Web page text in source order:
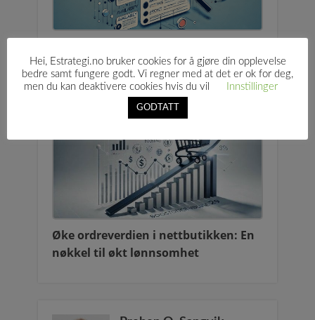
nettbutikker for å tiltrekke flere
kunder og øke salget
Øke ordreverdien i nettbutikken: En
nøkkel til økt lønnsomhet
Hei, Estrategi.no bruker cookies for å gjøre din opplevelse
bedre samt fungere godt. Vi regner med at det er ok for deg,
men du kan deaktivere cookies hvis du vil
Innstillinger
GODTATT